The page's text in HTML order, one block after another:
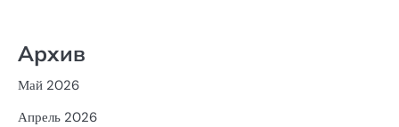
Архив
Май 2026
Апрель 2026